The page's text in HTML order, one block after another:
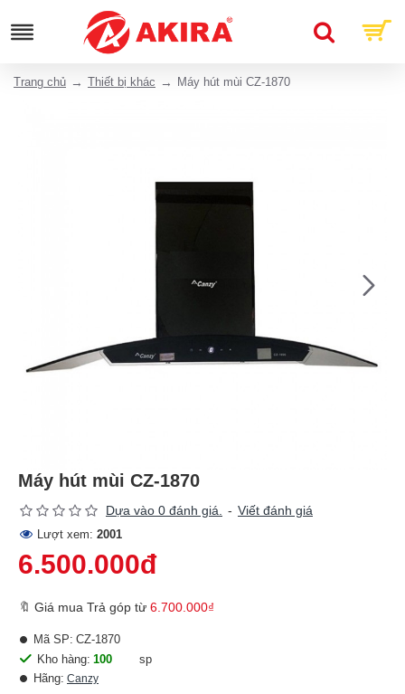
Trang chủ Thiết bị khác Máy hút mùi CZ-1870
Máy hút mùi CZ-1870
Dựa vào 0 đánh giá. - Viết đánh giá
Lượt xem: 2001
6.500.000đ
🔖 Giá mua Trả góp từ 6.700.000₫
Kho hàng: 100
sp
Hãng: Canzy
Mã SP: CZ-1870